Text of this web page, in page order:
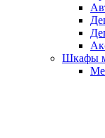
Шкафы